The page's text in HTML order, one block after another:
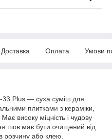
Доставка Оплата Умови
33 Plus — суха суміш для
плитками з кераміки,
високу міцність і чудову
шов має бути очищений від
розчину або клею.